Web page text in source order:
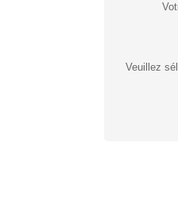
Veuillez